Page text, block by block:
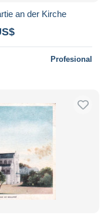
an der Kirche
Profesional